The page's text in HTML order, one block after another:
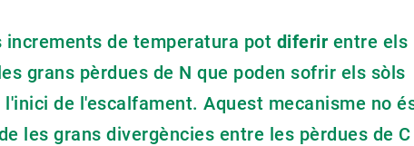
de temperatura pot diferir entre els
grans pèrdues de N que poden sofrir els sòls
de l'escalfament. Aquest mecanisme no
les grans divergències entre les pèrdues de C